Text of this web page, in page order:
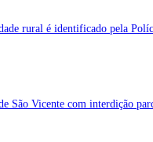
rural é identificado pela
São Vicente com interdição